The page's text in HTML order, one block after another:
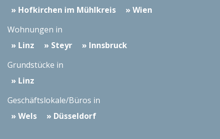
Hofkirchen im Mühlkreis
Wien
Wohnungen in
Linz
Steyr
Innsbruck
Grundstücke in
Linz
Geschäftslokale/Büros in
Wels
Düsseldorf